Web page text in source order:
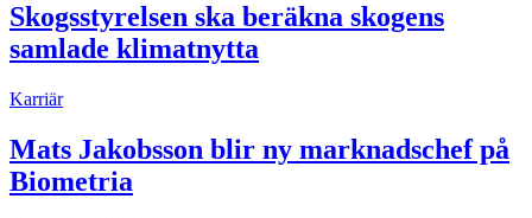
Skogsstyrelsen ska beräkna skogens
samlade klimatnytta
Karriär
Mats Jakobsson blir ny marknadschef på
Biometria